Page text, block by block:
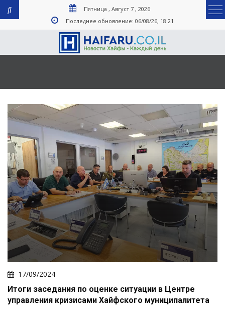
Пятница , Август 7 , 2026
Последнее обновление: 06/08/26, 18:21
17/09/2024
Итоги заседания по оценке ситуации в Центре
управления кризисами Хайфского муниципалитета